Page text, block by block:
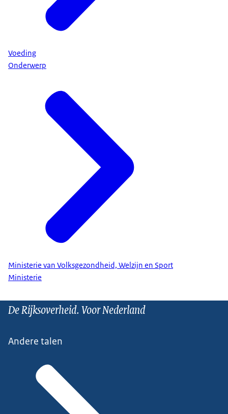
Voeding
Onderwerp
Ministerie van Volksgezondheid, Welzijn en Sport
Ministerie
De Rijksoverheid. Voor Nederland
Andere talen